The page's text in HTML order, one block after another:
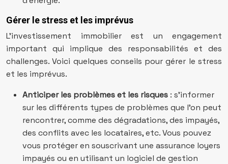
Gérer le stress et les imprévus
L’investissement immobilier est un engagement
important qui implique des responsabilités et des
challenges. Voici quelques conseils pour gérer le stress
et les imprévus.
Anticiper les problèmes et les risques : s’informer
sur les différents types de problèmes que l’on peut
rencontrer, comme des dégradations, des impayés,
des conflits avec les locataires, etc. Vous pouvez
vous protéger en souscrivant une assurance loyers
impayés ou en utilisant un logiciel de gestion